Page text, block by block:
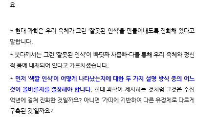
요.
* 현대 과학은 우리 육체가 그런 ‘잘못된 인식’을 만들어내도록 진화해 왔다고
말합니다.
* 붓다께서는 그런 ‘잘못된 인식’이 빠띳짜 사뭅빠-다를 통해 우리 육체와 정신
적 몸에 내재되어 있다고 가르치셨습니다.
* 먼저 ‘색깔 인식’이 어떻게 나타났는지에 대한 두 가지 설명 방식 중의 어느
것이 올바른지를 결정해야 합니다. 현대 과학이 제시하는 것처럼 그것은 수십
억년에 걸쳐 진화한 것일까요? 아니면 ‘가띠에 기반하여 다른 유정체로 다르게
구축된 것’일까요?